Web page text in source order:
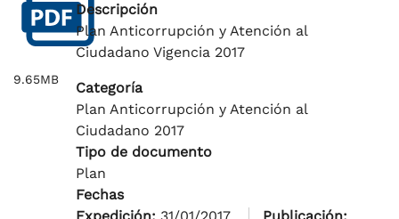
9.65MB
Descripción
Plan Anticorrupción y Atención al
Ciudadano Vigencia 2017
Categoría
Plan Anticorrupción y Atención al
Ciudadano 2017
Tipo de documento
Plan
Fechas